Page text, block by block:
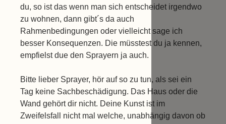
du, so ist das wenn man sich entscheidet irgendwo
zu wohnen, dann gibt´s da auch
Rahmenbedingungen oder vielleicht sage ich
besser Konsequenzen. Die müsstest du ja kennen,
empfielst due den Sprayern ja auch.
Bitte lieber Sprayer, hör auf so zu tun, als sei ein
Tag keine Sachbeschädigung. Das Haus oder die
Wand gehört dir nicht. Deine Kunst ist im
Zweifelsfall nicht mal welche, unabhängig davon ob